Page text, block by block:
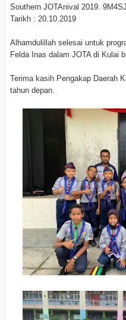
Southern JOTAnival 2019.
Tarikh : 20.10.2019
Alhamdulillah selesai untuk
Felda Inas dalam JOTA di Kulai
Terima kasih Pengakap Daerah
tahun depan.